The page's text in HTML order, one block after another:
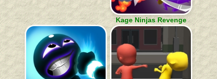
Kage Ninjas Revenge